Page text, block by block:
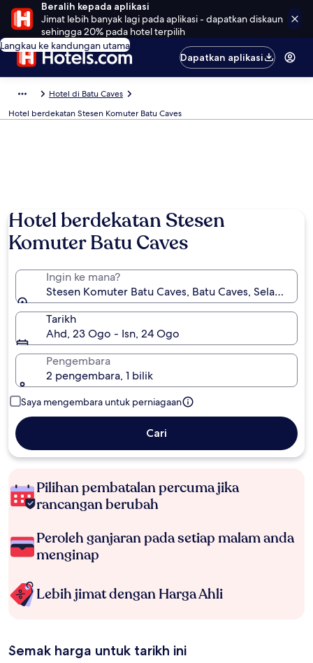
Beralih kepada aplikasi
Jimat lebih banyak lagi pada aplikasi - dapatkan diskaun
sehingga 20% pada hotel terpilih
Langkau ke kandungan utama
Dapatkan aplikasi
Hotel di Batu Caves
Hotel berdekatan Stesen Komuter Batu Caves
Hotel berdekatan Stesen
Komuter Batu Caves
Ingin ke mana?
Stesen Komuter Batu Caves, Batu Caves, Selangor,
Tarikh
Ahd, 23 Ogo - Isn, 24 Ogo
Pengembara
2 pengembara, 1 bilik
Saya mengembara untuk perniagaan
Cari
Pilihan pembatalan percuma jika
rancangan berubah
Peroleh ganjaran pada setiap malam anda
menginap
Lebih jimat dengan Harga Ahli
Semak harga untuk tarikh ini